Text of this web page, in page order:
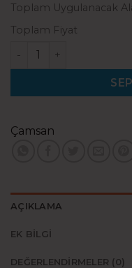
Toplam Uygulanacak
Toplam Fiyat
Çamsan Klasik
Çamsan
AÇIKLAMA
EK BILGI
DEĞERLENDIRMELER (0)